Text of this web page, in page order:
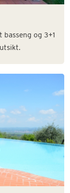
og 3+1